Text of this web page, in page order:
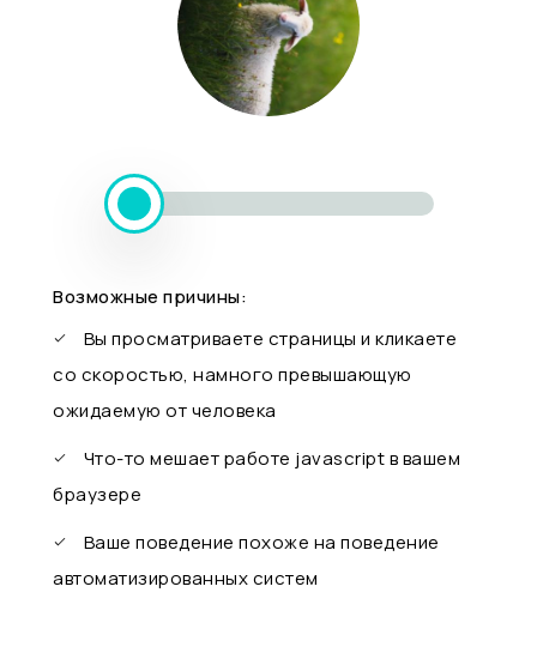
Возможные причины:
Вы просматриваете страницы и кликаете
со скоростью, намного превышающую
ожидаемую от человека
Что-то мешает работе javascript в вашем
браузере
Ваше поведение похоже на поведение
автоматизированных систем